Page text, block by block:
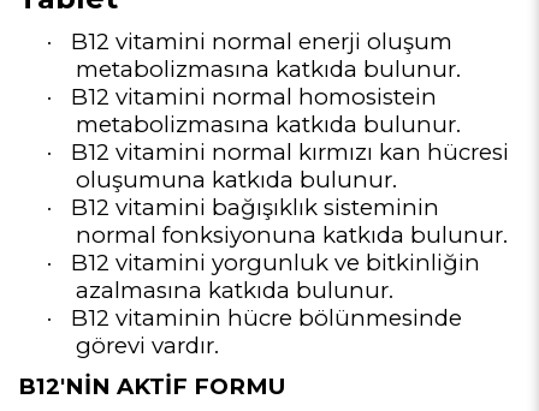
·
B12 vitamini normal enerji oluşum
metabolizmasına katkıda bulunur.
·
B12 vitamini normal homosistein
metabolizmasına katkıda bulunur.
·
B12 vitamini normal kırmızı kan hücresi
oluşumuna katkıda bulunur.
·
B12 vitamini bağışıklık sisteminin
normal fonksiyonuna katkıda bulunur.
·
B12 vitamini yorgunluk ve bitkinliğin
azalmasına katkıda bulunur.
·
B12 vitaminin hücre bölünmesinde
görevi vardır.
B12'NİN AKTİF FORMU